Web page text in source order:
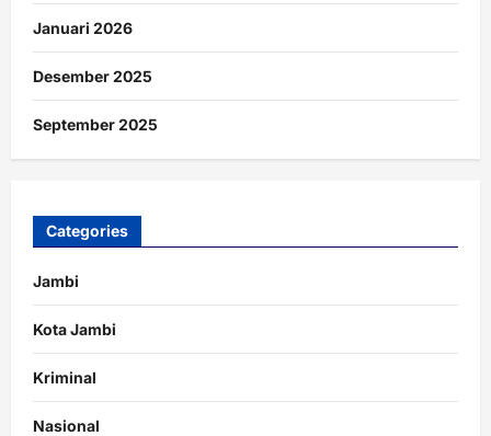
Januari 2026
Desember 2025
September 2025
Categories
Jambi
Kota Jambi
Kriminal
Nasional